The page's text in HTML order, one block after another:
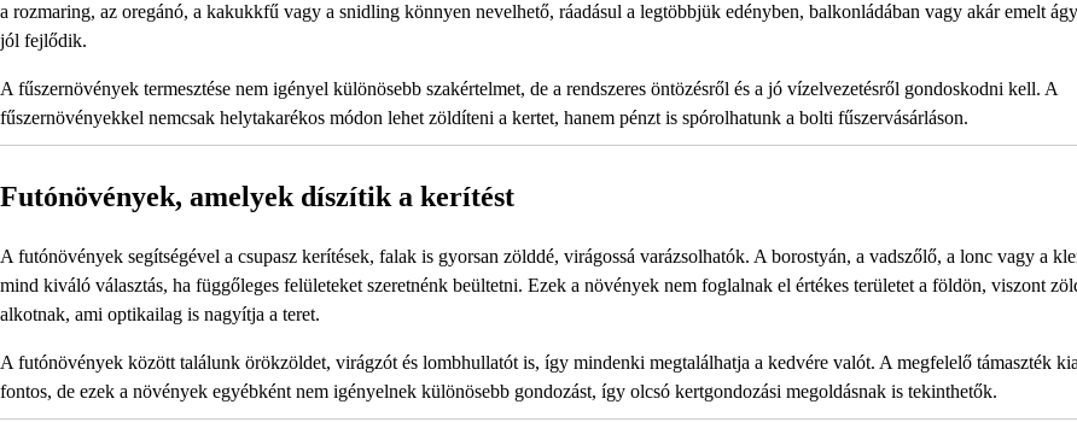
a rozmaring, az oregánó, a kakukkfű vagy a snidling könnyen nevelhető, ráadásul a legtöbbjük edényben, balkonládában vagy akár emelt
jól fejlődik.
A fűszernövények termesztése nem igényel különösebb szakértelmet, de a rendszeres öntözésről és a jó vízelvezetésről gondoskodni kell. A
fűszernövényekkel nemcsak helytakarékos módon lehet zöldíteni a kertet, hanem pénzt is spórolhatunk a bolti fűszervásárláson.
Futónövények, amelyek díszítik a kerítést
A futónövények segítségével a csupasz kerítések, falak is gyorsan zölddé, virágossá varázsolhatók. A borostyán, a vadszőlő, a lonc vagy a
mind kiváló választás, ha függőleges felületeket szeretnénk beültetni. Ezek a növények nem foglalnak el értékes területet a földön, viszont
alkotnak, ami optikailag is nagyítja a teret.
A futónövények között találunk örökzöldet, virágzót és lombhullatót is, így mindenki megtalálhatja a kedvére valót. A megfelelő támaszték
fontos, de ezek a növények egyébként nem igényelnek különösebb gondozást, így olcsó kertgondozási megoldásnak is tekinthetők.